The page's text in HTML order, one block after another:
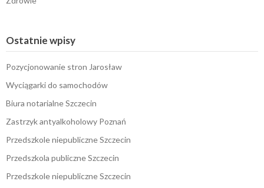
Ostatnie wpisy
Pozycjonowanie stron Jarosław
Wyciągarki do samochodów
Biura notarialne Szczecin
Zastrzyk antyalkoholowy Poznań
Przedszkole niepubliczne Szczecin
Przedszkola publiczne Szczecin
Przedszkole niepubliczne Szczecin